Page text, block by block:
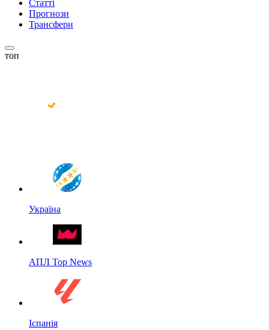
Статті
Прогнози
Трансфери
топ
Україна
АПЛ Top News
Іспанія